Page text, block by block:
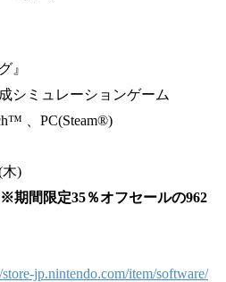
』
シミュレーションゲーム
、PC(Steam®)
木)
※期間限定35％オフセールの962
store-jp.nintendo.com/item/software/